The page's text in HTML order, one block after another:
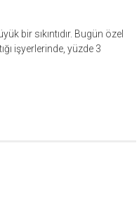
bir sıkıntıdır. Bugün özel
işyerlerinde, yüzde 3